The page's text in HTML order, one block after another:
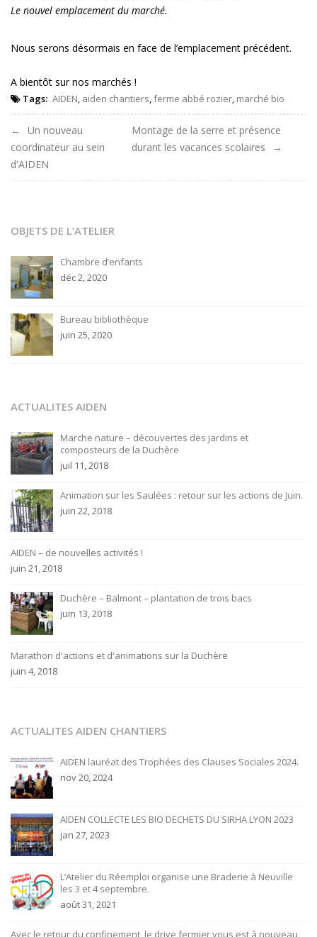
Le nouvel emplacement du marché.
Nous serons désormais en face de l’emplacement précédent.
A bientôt sur nos marchés !
Tags: AIDEN, aiden chantiers,ferme abbé rozier, marché bio
Navigation
de
Un nouveau
coordinateur au sein
d'AIDEN
Montage de la serre et présence
durant les vacances scolaires
OBJETS DE L’ATELIER
Chambre d’enfants
déc 2, 2020
Bureau bibliothèque
juin 25, 2020
ACTUALITES AIDEN
Marche nature – découvertes des jardins et
composteurs de la Duchère
juil 11, 2018
Animation sur les Saulées : retour sur les actions de Juin.
juin 22, 2018
AIDEN – de nouvelles activités !
juin 21, 2018
Duchère – Balmont – plantation de trois bacs
juin 13, 2018
Marathon d'actions et d'animations sur la Duchère
juin 4, 2018
ACTUALITES AIDEN CHANTIERS
AIDEN lauréat des Trophées des Clauses Sociales 2024.
nov 20, 2024
AIDEN COLLECTE LES BIO DECHETS DU SIRHA LYON 2023
jan 27, 2023
L’Atelier du Réemploi organise une Braderie à Neuville
les 3 et 4 septembre.
août 31, 2021
Avec le retour du confinement, le drive fermier vous est à nouveau